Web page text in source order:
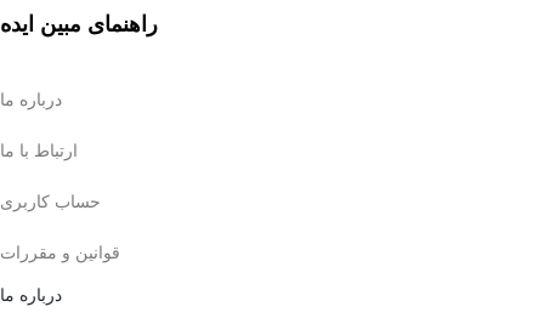
راهنمای مبین ایده
درباره ما
ارتباط با ما
حساب کاربری
قوانین و مقررات
درباره ما